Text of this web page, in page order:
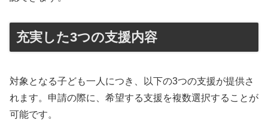
充実した3つの支援内容
対象となる子ども一人につき、以下の3つの支援が提供さ
れます。申請の際に、希望する支援を複数選択することが
可能です。